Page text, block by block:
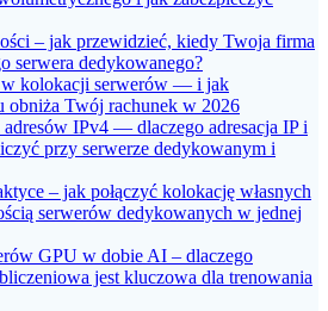
– jak przewidzieć, kiedy Twoja firma
serwera dedykowanego?
w kolokacji serwerów — i jak
obniża Twój rachunek w 2026
IPv4 — dlaczego adresacja IP i
przy serwerze dedykowanym i
– jak połączyć kolokację własnych
serwerów dedykowanych w jednej
GPU w dobie AI – dlaczego
jest kluczowa dla trenowania